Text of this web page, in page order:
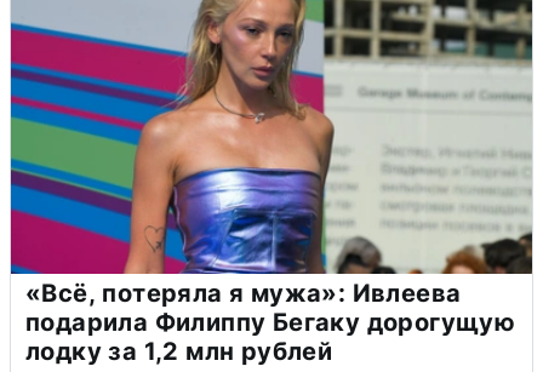
«Всё, потеряла я мужа»: Ивлеева
подарила Филиппу Бегаку дорогущую
лодку за 1,2 млн рублей